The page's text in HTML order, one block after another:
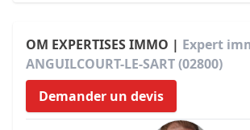
OM EXPERTISES IMMO | Expert
ANGUILCOURT-LE-SART (02800)
Demander un devis